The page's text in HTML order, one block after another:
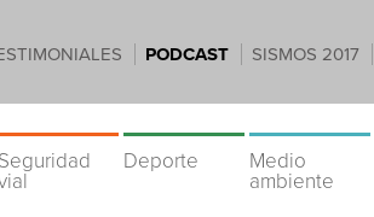
PODCAST SISMOS 2017
Seguridad
Deporte
Medio
ambiente